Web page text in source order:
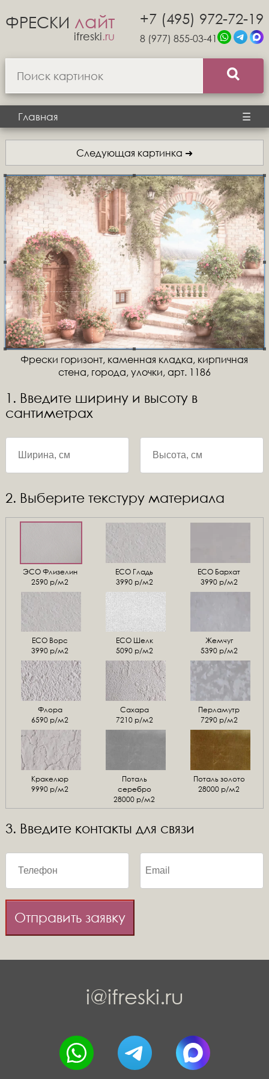
ФРЕСКИ лайт
ifreski.ru
+7 (495) 972-72-19
8 (977) 855-03-41
Главная ☰
Следующая картинка ➜
Фрески горизонт, каменная кладка, кирпичная
стена, города, улочки, арт. 1186
1. Введите ширину и высоту в
сантиметрах
2. Выберите текстуру материала
ЭСО Флизелин
2590 р/м2
ЕСО Гладь
3990 р/м2
ECO Бархат
3990 р/м2
ЕСО Ворс
3990 р/м2
ЕСО Шелк
5090 р/м2
Жемчуг
5390 р/м2
Флора
6590 р/м2
Сахара
7210 р/м2
Перламутр
7290 р/м2
Кракелюр
9990 р/м2
Поталь
серебро
28000 р/м2
Поталь золото
28000 р/м2
3. Введите контакты для связи
Отправить заявку
i@ifreski.ru